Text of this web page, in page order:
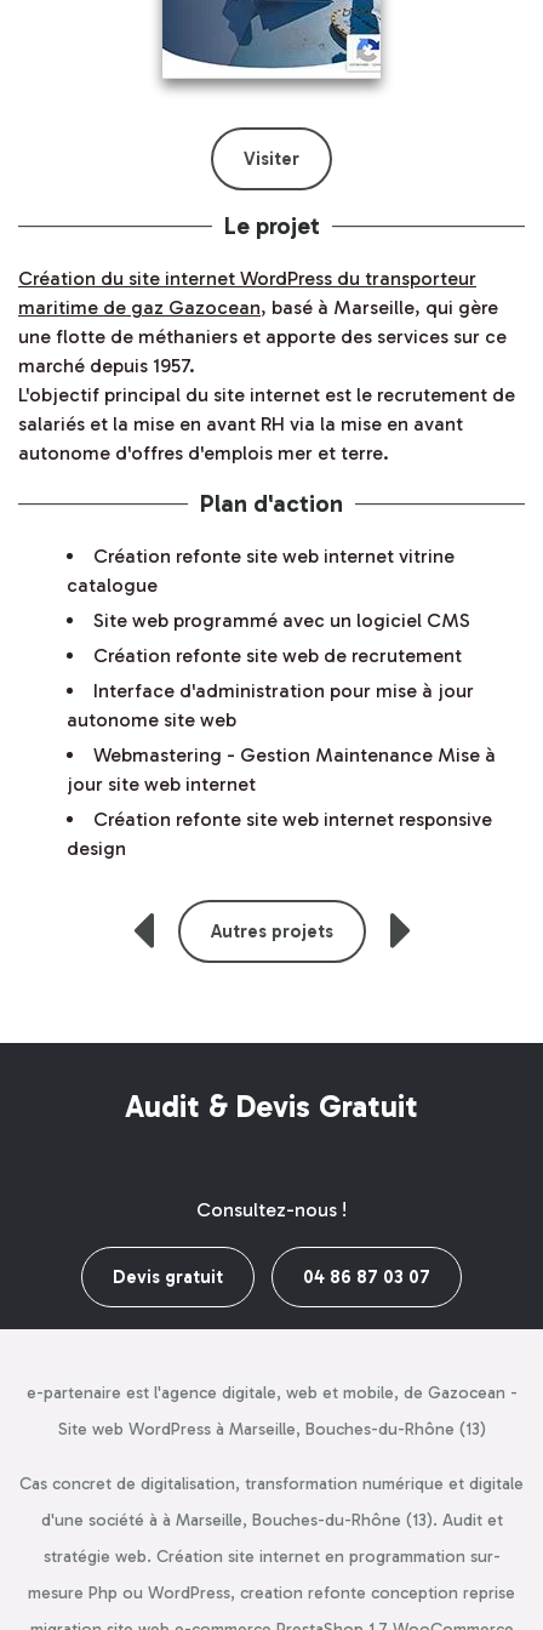
Visiter
Le projet
Création du site internet WordPress du transporteur
maritime de gaz Gazocean, basé à Marseille, qui gère
une flotte de méthaniers et apporte des services sur ce
marché depuis 1957.
L'objectif principal du site internet est le recrutement de
salariés et la mise en avant RH via la mise en avant
autonome d'offres d'emplois mer et terre.
Plan d'action
Création refonte site web internet vitrine
catalogue
Site web programmé avec un logiciel CMS
Création refonte site web de recrutement
Interface d'administration pour mise à jour
autonome site web
Webmastering - Gestion Maintenance Mise à
jour site web internet
Création refonte site web internet responsive
design
Autres projets
Audit & Devis Gratuit
Consultez-nous !
Devis gratuit 04 86 87 03 07
e-partenaire est l'agence digitale, web et mobile, de Gazocean -
Site web WordPress à Marseille, Bouches-du-Rhône (13)
Cas concret de digitalisation, transformation numérique et digitale
d'une société à à Marseille, Bouches-du-Rhône (13). Audit et
stratégie web. Création site internet en programmation sur-
mesure Php ou WordPress, creation refonte conception reprise